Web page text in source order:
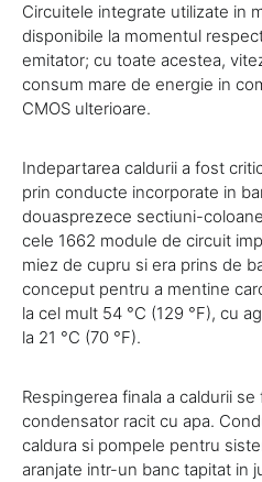
Circuitele integrate utilizate in
disponibile la momentul
emitator; cu toate acestea,
consum mare de energie in
CMOS ulterioare.
Indepartarea caldurii a fost
prin conducte incorporate in
douasprezece sectiuni-
cele 1662 module de circuit
miez de cupru si era prins de
conceput pentru a mentine
la cel mult 54 °C (129 °F), cu
la 21 °C (70 °F).
Respingerea finala a caldurii
condensator racit cu apa.
caldura si pompele pentru
aranjate intr-un banc tapitat in